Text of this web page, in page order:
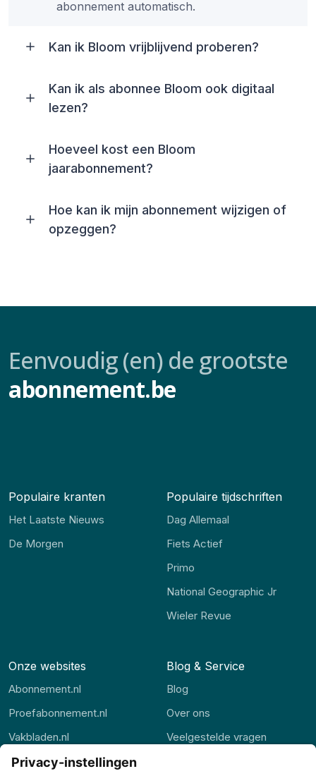
abonnement automatisch.
Kan ik Bloom vrijblijvend proberen?
Kan ik als abonnee Bloom ook digitaal
lezen?
Hoeveel kost een Bloom
jaarabonnement?
Hoe kan ik mijn abonnement wijzigen of
opzeggen?
Eenvoudig (en) de grootste
abonnement.be
Populaire kranten
Het Laatste Nieuws
De Morgen
Populaire tijdschriften
Dag Allemaal
Fiets Actief
Primo
National Geographic Jr
Wieler Revue
Onze websites
Abonnement.nl
Proefabonnement.nl
Vakbladen.nl
Abonnement.be
Blog & Service
Blog
Over ons
Veelgestelde vragen